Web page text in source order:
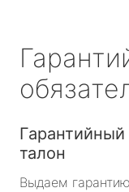
Гарантийный
талон
Выдаем